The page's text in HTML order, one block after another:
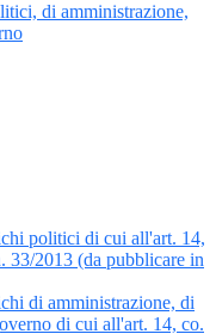
di amministrazione,
politici di cui all'art. 14,
33/2013 (da pubblicare in
di amministrazione, di
di cui all'art. 14, co.